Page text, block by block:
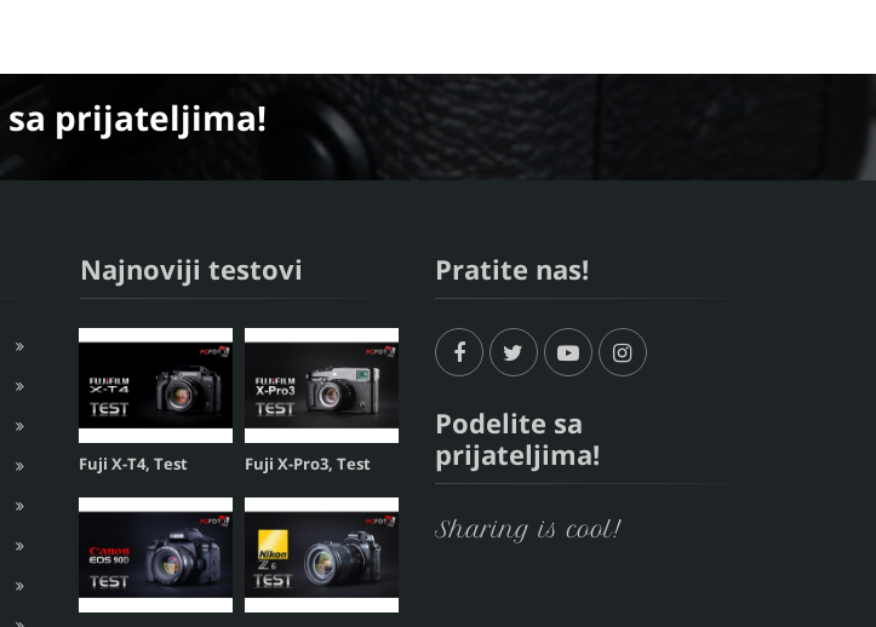
sa prijateljima!
Najnoviji testovi
Fuji X-T4, Test Fuji X-Pro3, Test
Pratite nas!
Podelite sa
prijateljima!
Sharing is cool!